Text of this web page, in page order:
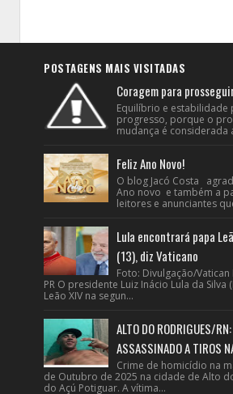
POSTAGENS MAIS VISITADAS
Coragem para
Equilíbrio e estabilidade
progresso, porque o
mudança é considerada
Feliz Ano Novo!
O blog Jacó Costa
Ano novo e também a
leitores e anunciantes
Lula encontrará papa
(13), diz Vaticano
Foto: Divulgação/
PR O presidente Luiz Inácio Lula da
Leão XIV na segun...
ALTO DO RODRIGUES/
ASSASSINADO A TIROS
Crime de homicídio na
de Outubro de 2025 na cidade de Alto
do Açú Potiguar. A vítima...